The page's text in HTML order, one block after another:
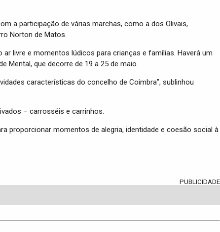
a participação de várias marchas, como a dos Olivais,
Norton de Matos.
ar livre e momentos lúdicos para crianças e famílias. Haverá um
Mental, que decorre de 19 a 25 de maio.
características do concelho de Coimbra”, sublinhou
– carrosséis e carrinhos.
proporcionar momentos de alegria, identidade e coesão social à
PUBLICIDADE